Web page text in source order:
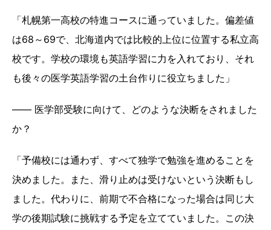
「札幌第一高校の特進コースに通っていました。偏差値
は68～69で、北海道内では比較的上位に位置する私立高
校です。学校の環境も英語学習に力を入れており、それ
も後々の医学英語学習の土台作りに役立ちました」
―― 医学部受験に向けて、どのような決断をされました
か？
「予備校には通わず、すべて独学で勉強を進めることを
決めました。また、滑り止めは受けないという決断もし
ました。代わりに、前期で不合格になった場合は同じ大
学の後期試験に挑戦する予定を立てていました。この決